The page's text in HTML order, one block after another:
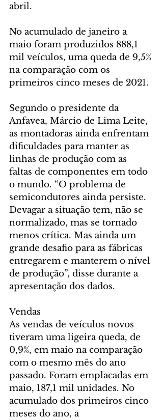
abril.
No acumulado de janeiro a
maio foram produzidos 888,1
mil veículos, uma queda de 9,5%
na comparação com os
primeiros cinco meses de 2021.
Segundo o presidente da
Anfavea, Márcio de Lima Leite,
as montadoras ainda enfrentam
dificuldades para manter as
linhas de produção com as
faltas de componentes em todo
o mundo. “O problema de
semicondutores ainda persiste.
Devagar a situação tem, não se
normalizado, mas se tornado
menos crítica. Mas ainda um
grande desafio para as fábricas
entregarem e manterem o nível
de produção”, disse durante a
apresentação dos dados.
Vendas
As vendas de veículos novos
tiveram uma ligeira queda, de
0,9%, em maio na comparação
com o mesmo mês do ano
passado. Foram emplacadas em
maio, 187,1 mil unidades. No
acumulado dos primeiros cinco
meses do ano, a